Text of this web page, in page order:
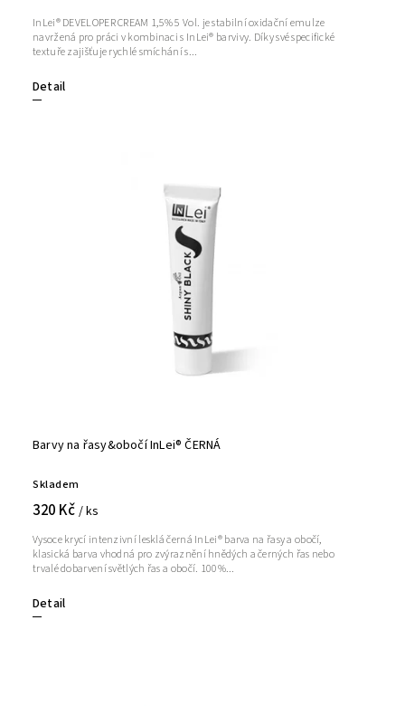
Detail
InLei® DEVELOPER CREAM 1,5% 5 Vol. je stabilní oxidační emulze
navržená pro práci v kombinaci s InLei® barvivy. Díky své specifické
textuře zajišťuje rychlé smíchání s...
Barvy na řasy&obočí InLei® ČERNÁ
Skladem
320 Kč / ks
Detail
Vysoce krycí intenzivní lesklá černá InLei® barva na řasy a obočí,
klasická barva vhodná pro zvýraznění hnědých a černých řas nebo
trvalé dobarvení světlých řas a obočí. 100%...